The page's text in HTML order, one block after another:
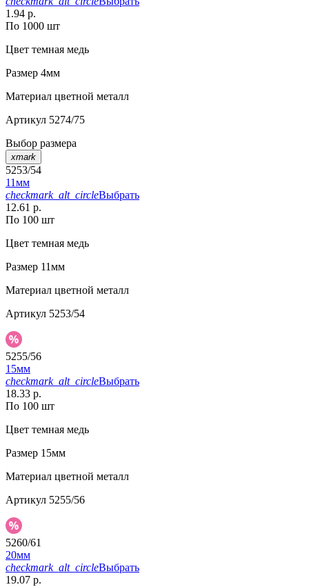
1.94 р.
По 1000 шт
Цвет темная медь
Размер 4мм
Материал цветной металл
Артикул 5274/75
Выбор размера
xmark
5253/54
11мм
checkmark_alt_circleВыбрать
12.61 р.
По 100 шт
Цвет темная медь
Размер 11мм
Материал цветной металл
Артикул 5253/54
5255/56
15мм
checkmark_alt_circleВыбрать
18.33 р.
По 100 шт
Цвет темная медь
Размер 15мм
Материал цветной металл
Артикул 5255/56
5260/61
20мм
checkmark_alt_circleВыбрать
19.07 р.